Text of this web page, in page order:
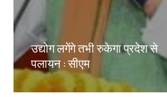
उद्योग लगेंगे तभी रुकेगा प्रदेश से
पलायन : सीएम
Amit Lekh